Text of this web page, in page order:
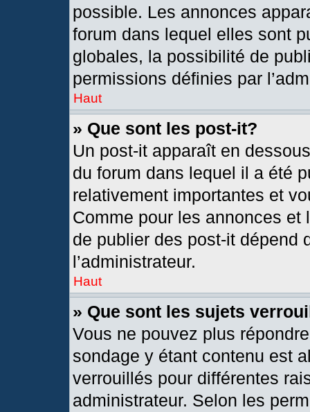
possible. Les annonces
forum dans lequel elles sont
globales, la possibilité de
permissions définies par
Haut
» Que sont les post-it?
Un post-it apparaît en
du forum dans lequel il a été
relativement importantes et
Comme pour les annonces
de publier des post-it dépend
l’administrateur.
Haut
» Que sont les sujets
Vous ne pouvez plus
sondage y étant contenu est
verrouillés pour différentes
administrateur. Selon les